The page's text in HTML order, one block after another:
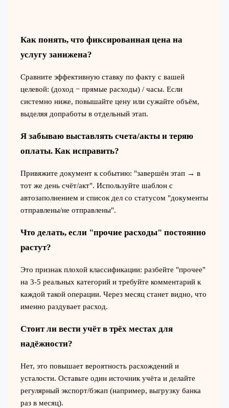
Как понять, что фиксированная цена на
услугу занижена?
Сравните эффективную ставку по факту с вашей
целевой: (доход − прямые расходы) / часы. Если
системно ниже, повышайте цену или сужайте объём,
выделяя допработы в отдельный этап.
Я забываю выставлять счета/акты и теряю
оплаты. Как исправить?
Привяжите документ к событию: "завершён этап → в
тот же день счёт/акт". Используйте шаблон с
автозаполнением и список дел со статусом "документы
отправлены/не отправлены".
Что делать, если "прочие расходы" постоянно
растут?
Это признак плохой классификации: разбейте "прочее"
на 3-5 реальных категорий и требуйте комментарий к
каждой такой операции. Через месяц станет видно, что
именно раздувает расход.
Стоит ли вести учёт в трёх местах для
надёжности?
Нет, это повышает вероятность расхождений и
усталости. Оставьте один источник учёта и делайте
регулярный экспорт/бэкап (например, выгрузку банка
раз в месяц).